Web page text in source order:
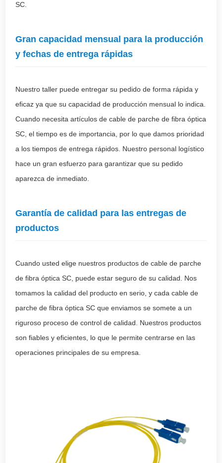
SC.
Gran capacidad mensual para la producción
y fechas de entrega rápidas
Nuestro taller puede entregar su pedido de forma rápida y
eficaz ya que su capacidad de producción mensual lo indica.
Cuando necesita artículos de cable de parche de fibra óptica
SC, el tiempo es de importancia, por lo que damos prioridad
a los tiempos de entrega rápidos. Nuestro personal logístico
hace un gran esfuerzo para garantizar que su pedido
aparezca de inmediato.
Garantía de calidad para las entregas de
productos
Cuando usted elige nuestros productos de cable de parche
de fibra óptica SC, puede estar seguro de su calidad. Nos
tomamos la calidad del producto en serio, y cada cable de
parche de fibra óptica SC que enviamos se somete a un
riguroso proceso de control de calidad. Nuestros productos
son fiables y eficientes, lo que le permite centrarse en las
operaciones principales de su empresa.